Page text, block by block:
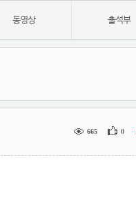
동영상 출석부
665 0